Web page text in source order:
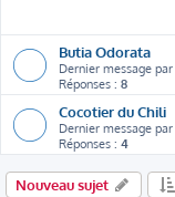
Butia Odorata
Dernier message par
Réponses : 8
Cocotier du Chili
Dernier message par
Réponses : 4
Nouveau sujet